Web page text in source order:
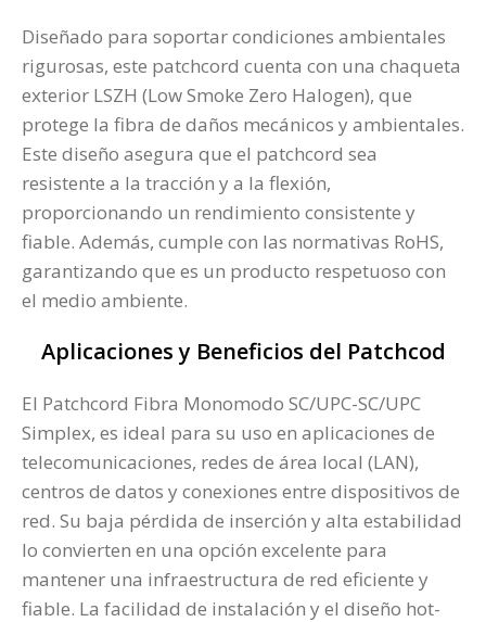
Diseñado para soportar condiciones ambientales
rigurosas, este patchcord cuenta con una chaqueta
exterior LSZH (Low Smoke Zero Halogen), que
protege la fibra de daños mecánicos y ambientales.
Este diseño asegura que el patchcord sea
resistente a la tracción y a la flexión,
proporcionando un rendimiento consistente y
fiable. Además, cumple con las normativas RoHS,
garantizando que es un producto respetuoso con
el medio ambiente.
Aplicaciones y Beneficios del Patchcod
El Patchcord Fibra Monomodo SC/UPC-SC/UPC
Simplex, es ideal para su uso en aplicaciones de
telecomunicaciones, redes de área local (LAN),
centros de datos y conexiones entre dispositivos de
red. Su baja pérdida de inserción y alta estabilidad
lo convierten en una opción excelente para
mantener una infraestructura de red eficiente y
fiable. La facilidad de instalación y el diseño hot-